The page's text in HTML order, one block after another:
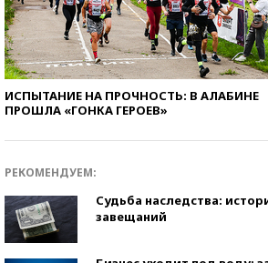
ИСПЫТАНИЕ НА ПРОЧНОСТЬ: В АЛАБИНЕ
ПРОШЛА «ГОНКА ГЕРОЕВ»
РЕКОМЕНДУЕМ:
Судьба наследства:
завещаний